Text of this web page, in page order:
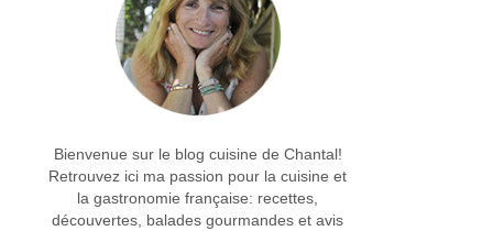
Bienvenue sur le blog cuisine de Chantal!
Retrouvez ici ma passion pour la cuisine et
la gastronomie française: recettes,
découvertes, balades gourmandes et avis